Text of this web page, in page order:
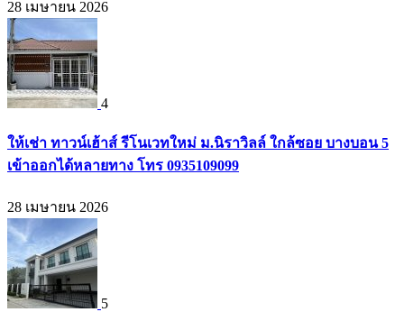
28 เมษายน 2026
4
ให้เช่า ทาวน์เฮ้าส์ รีโนเวทใหม่ ม.นิราวิลล์ ใกล้ซอย บางบอน 5
เข้าออกได้หลายทาง โทร 0935109099
28 เมษายน 2026
5